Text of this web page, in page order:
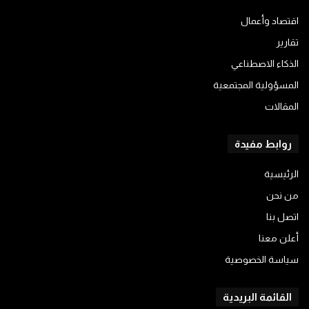
اقتصاد وأعمال
تقارير
الذكاء الاصطناعي
المسؤولية المجتمعية
المقالات
روابط مفيدة
الرئيسية
من نحن
اتصل بنا
أعلن معنا
سياسة الخصوصية
القائمة البريدية